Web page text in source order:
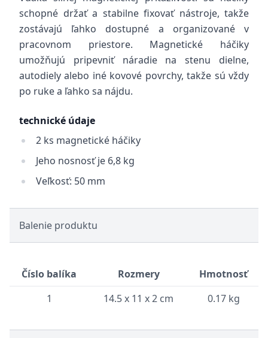
schopné držať a stabilne fixovať nástroje, takže
zostávajú ľahko dostupné a organizované v
pracovnom priestore. Magnetické háčiky
umožňujú pripevniť náradie na stenu dielne,
autodiely alebo iné kovové povrchy, takže sú vždy
po ruke a ľahko sa nájdu.
technické údaje
2 ks magnetické háčiky
Jeho nosnosť je 6,8 kg
Veľkosť: 50 mm
Balenie produktu
Číslo balíka Rozmery
Hmotnosť
1
14.5 x 11 x 2 cm 0.17 kg